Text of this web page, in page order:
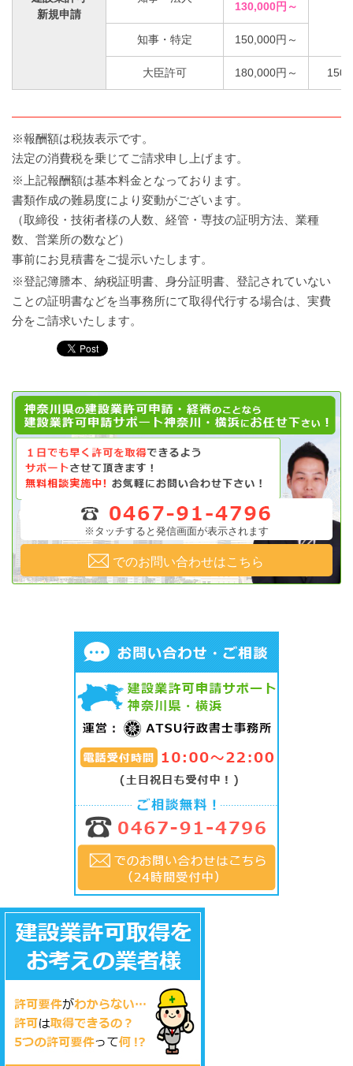
新規申請
130,000円～
知事・特定 150,000円～
大臣許可 180,000円～
※報酬額は税抜表示です。
法定の消費税を乗じてご請求申し上げます。
※上記報酬額は基本料金となっております。
書類作成の難易度により変動がございます。
（取締役・技術者様の人数、経管・専技の証明方法、業種
数、営業所の数など）
事前にお見積書をご提示いたします。
※登記簿謄本、納税証明書、身分証明書、登記されていない
ことの証明書などを当事務所にて取得代行する場合は、実費
分をご請求いたします。
※タッチすると発信画面が表示されます
でのお問い合わせはこちら